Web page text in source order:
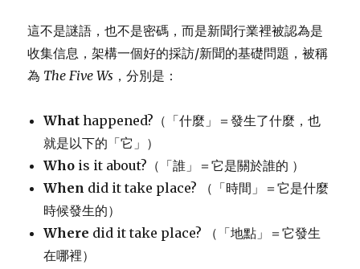
這不是謎語，也不是密碼，而是新聞行業裡被認為是
收集信息，架構一個好的採訪/新聞的基礎問題，被稱
為 The Five Ws ，分別是：
Whathappened?（「什麼」＝發生了什麼，也
就是以下的「它」）
Who is it about?（「誰」＝它是關於誰的 ）
When did it take place? （「時間」＝它是什麼
時候發生的）
Where did it take place? （「地點」＝它發生
在哪裡）